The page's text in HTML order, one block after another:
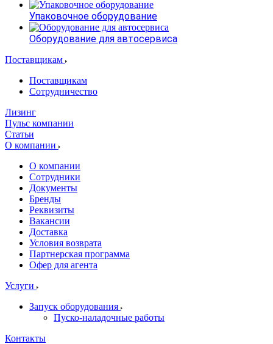
Упаковочное оборудование
Оборудование для автосервиса
Поставщикам
Поставщикам
Сотрудничество
Лизинг
Пульс компании
Статьи
О компании
О компании
Сотрудники
Документы
Бренды
Реквизиты
Вакансии
Доставка
Условия возврата
Партнерская программа
Офер для агента
Услуги
Запуск оборудования
Пуско-наладочные работы
Контакты